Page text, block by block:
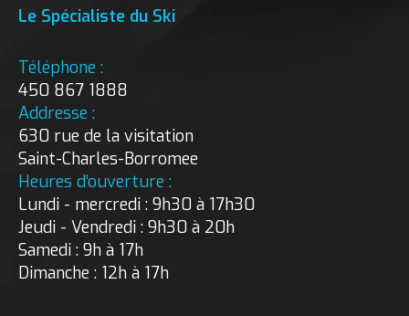
Le Spécialiste du Ski
Téléphone :
450 867 1888
Addresse :
630 rue de la visitation
Saint-Charles-Borromee
Heures d’ouverture :
Lundi - mercredi : 9h30 à 17h30
Jeudi - Vendredi : 9h30 à 20h
Samedi : 9h à 17h
Dimanche : 12h à 17h